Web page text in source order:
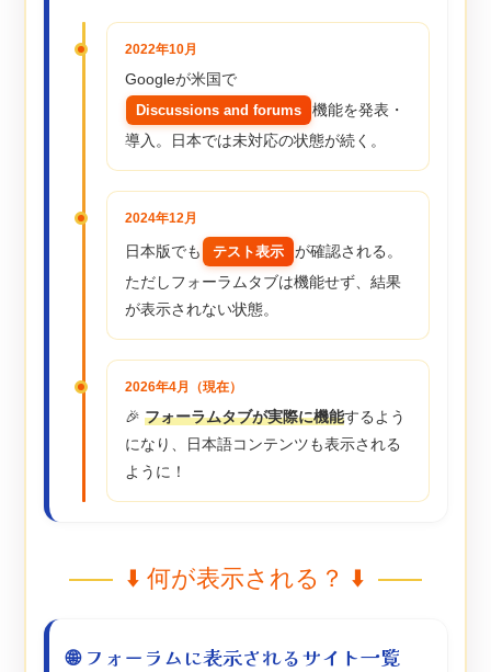
2022年10月
Googleが米国で
Discussions and forums
機能を発表・
導入。日本では未対応の状態が続く。
2024年12月
日本版でも テスト表示
が確認される。
ただしフォーラムタブは機能せず、結果
が表示されない状態。
2026年4月（現在）
🎉フォーラムタブが実際に機能するよう
になり、日本語コンテンツも表示される
ように！
⬇️ 何が表示される？ ⬇️
🌐 フォーラムに表示されるサイト一覧